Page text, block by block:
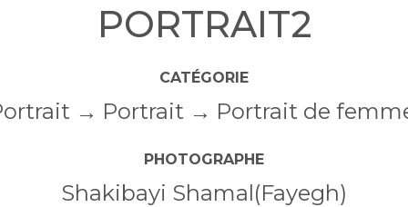
PORTRAIT2
CATÉGORIE
Portrait Portrait de
PHOTOGRAPHE
Shakibayi Shamal(Fayegh)